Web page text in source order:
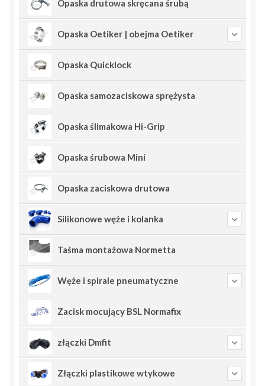
Opaska drutowa skręcana śrubą
Opaska Oetiker | obejma Oetiker
Opaska Quicklock
Opaska samozaciskowa sprężysta
Opaska ślimakowa Hi-Grip
Opaska śrubowa Mini
Opaska zaciskowa drutowa
Silikonowe węże i kolanka
Taśma montażowa Normetta
Węże i spirale pneumatyczne
Zacisk mocujący BSL Normafix
złączki Dmfit
Złączki plastikowe wtykowe